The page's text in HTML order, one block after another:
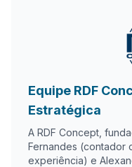
Equipe RDF
Estratégica
A RDF Concept,
Fernandes (contador
experiência) e